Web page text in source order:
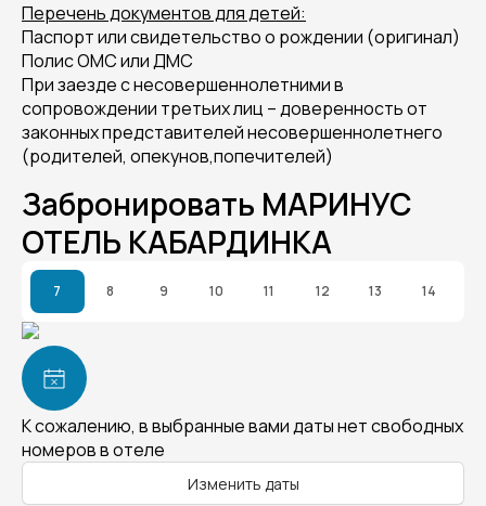
Перечень документов для детей:
Паспорт или свидетельство о рождении (оригинал)
Полис ОМС или ДМС
При заезде с несовершеннолетними в
сопровождении третьих лиц – доверенность от
законных представителей несовершеннолетнего
(родителей, опекунов,попечителей)
Забронировать МАРИНУС
ОТЕЛЬ КАБАРДИНКА
7 8 9 10 11 12 13 14
К сожалению, в выбранные вами даты нет свободных
номеров в отеле
Изменить даты